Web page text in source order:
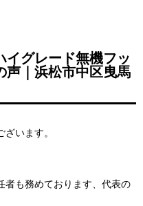
イグレード無機フッ
声｜浜松市中区曳馬
います。
者も務めております、代表の